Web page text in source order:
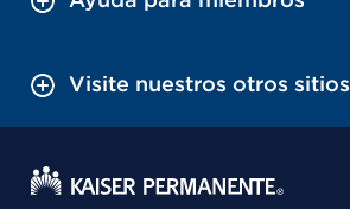
Visite nuestros otros sitios